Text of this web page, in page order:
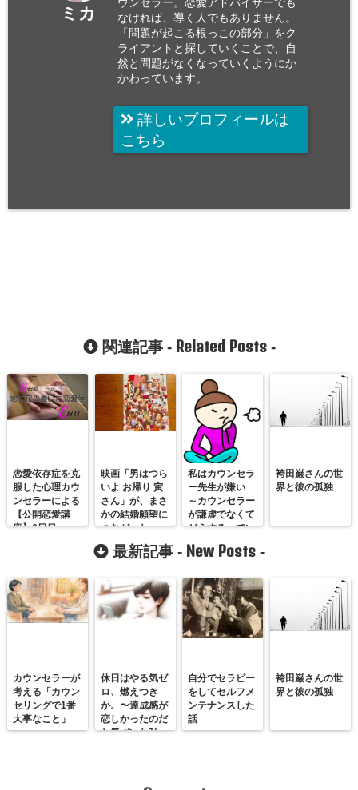
ミカ
なければ、導く人でもありません。
「問題が起こる根っこの部分」をク
ライアントと探していくことで、自
然と問題がなくなっていくようにか
かわっています。
詳しいプロフィールは
こちら
関連記事 - Related Posts-
恋愛依存症を克
服した心理カウ
ンセラーによる
【公開恋愛講
座】6日目
映画「男はつら
いよ お帰り 寅
さん」が、まさ
かの結婚願望に
つながった
私はカウンセラ
ー先生が嫌い
～カウンセラー
が謙虚でなくて
どうするってい
う話～
袴田巌さんの世
界と彼の孤独
最新記事 - New Posts -
カウンセラーが
考える「カウン
セリングで1番
大事なこと」
休日はやる気ゼ
ロ、燃えつき
か。〜達成感が
恋しかったのだ
と気づいた私
自分でセラピー
をしてセルフメ
ンテナンスした
話
袴田巌さんの世
界と彼の孤独